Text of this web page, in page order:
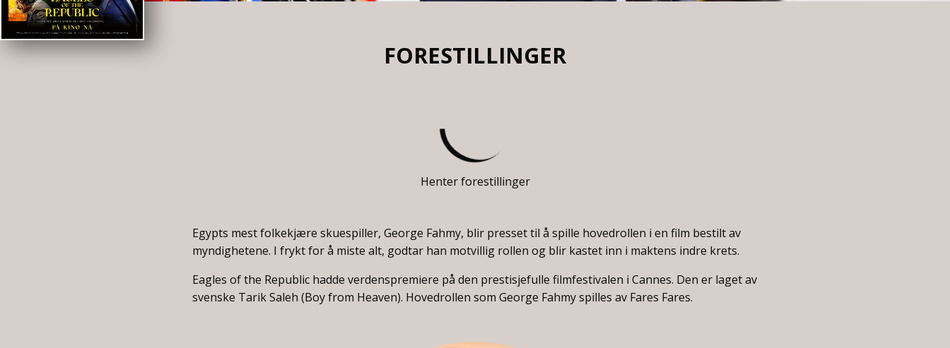
FORESTILLINGER
Henter forestillinger
Egypts mest folkekjære skuespiller, George Fahmy, blir presset til å spille hovedrollen i en film bestilt av
myndighetene. I frykt for å miste alt, godtar han motvillig rollen og blir kastet inn i maktens indre krets.
Eagles of the Republic hadde verdenspremiere på den prestisjefulle filmfestivalen i Cannes. Den er laget av
svenske Tarik Saleh (Boy from Heaven). Hovedrollen som George Fahmy spilles av Fares Fares.